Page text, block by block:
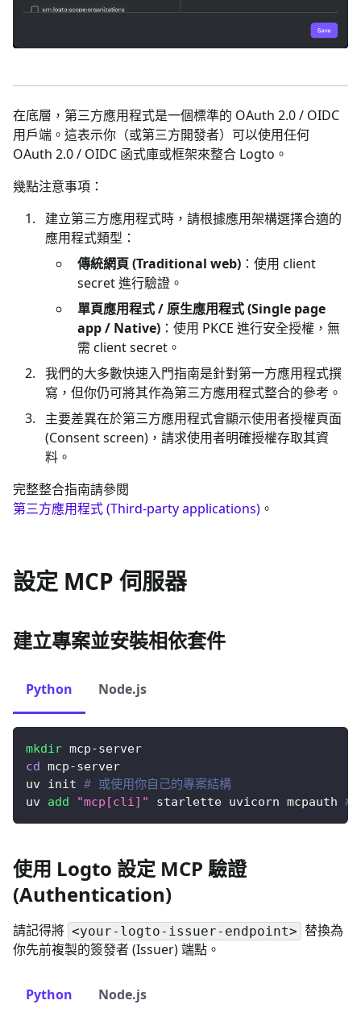
在底層，第三方應用程式是一個標準的 OAuth 2.0 / OIDC
用戶端。這表示你（或第三方開發者）可以使用任何
OAuth 2.0 / OIDC 函式庫或框架來整合 Logto。
幾點注意事項：
建立第三方應用程式時，請根據應用架構選擇合適的
應用程式類型：
傳統網頁 (Traditional web) ：使用 client
secret 進行驗證。
單頁應用程式 / 原生應用程式 (Single page
app / Native) ：使用 PKCE 進行安全授權，無
需 client secret。
我們的大多數快速入門指南是針對第一方應用程式撰
寫，但你仍可將其作為第三方應用程式整合的參考。
主要差異在於第三方應用程式會顯示使用者授權頁面
(Consent screen)，請求使用者明確授權存取其資
料。
完整整合指南請參閱
第三方應用程式 (Third-party applications) 。
設定 MCP 伺服器
建立專案並安裝相依套件
Python Node.js
mkdir mcp-server
cd
mcp-server
uv init # 或使用你自己的專案結構
uv add "mcp[cli]" starlette uvicorn mcpauth #
使用 Logto 設定 MCP 驗證
(Authentication)
請記得將 <your-logto-issuer-endpoint> 替換為
你先前複製的簽發者 (Issuer) 端點。
Python Node.js